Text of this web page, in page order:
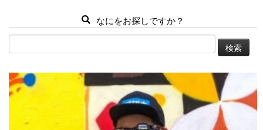
なにをお探しですか？
索: